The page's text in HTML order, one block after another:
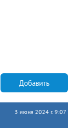
Добавить
3 июня 2024 г. 9:07